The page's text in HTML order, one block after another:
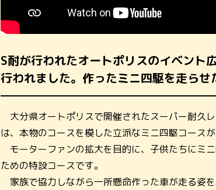
S耐が行われたオートポリスのイベント
行われました。作ったミニ四駆を走らせ
大分県オートポリスで開催されたスーパー耐久
は、本物のコースを模した立派なミニ四駆コースが
モーターファンの拡大を目的に、子供たちにミ
ための特設コースです。
家族で協力しながら一所懸命作った車が走る姿